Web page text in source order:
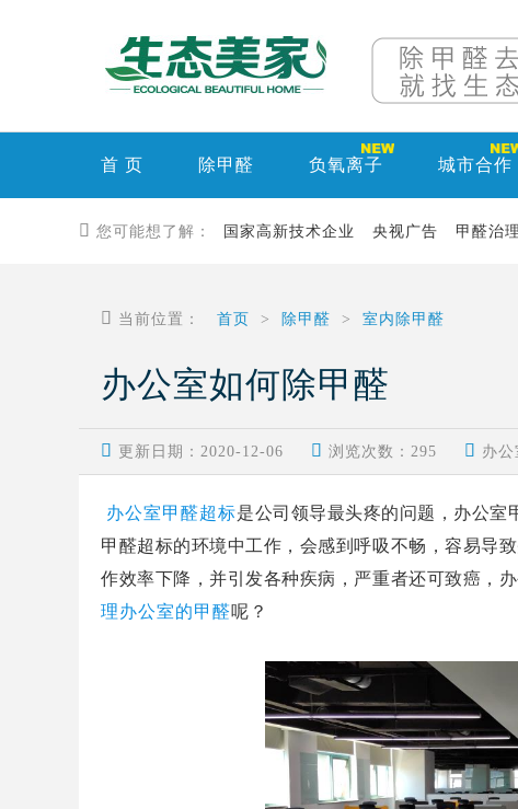
首 页 除甲醛 负氧离子 城市合作
 您可能想了解： 国家高新技术企业 央视广告 甲醛治
 当前位置： 首页 > 除甲醛 > 室内除甲醛
办公室如何除甲醛
 更新日期：2020-12-06  浏览次数： 295  办
办公室甲醛超标是公司领导最头疼的问题，办公室
甲醛超标的环境中工作，会感到呼吸不畅，容易导
作效率下降，并引发各种疾病，严重者还可致癌，
理办公室的甲醛呢？